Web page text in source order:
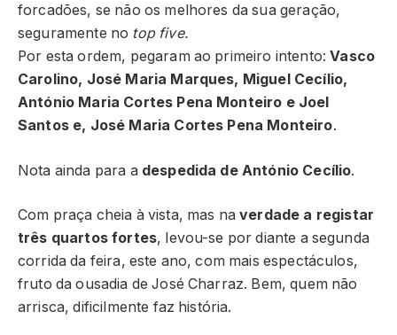
forcadões, se não os melhores da sua geração,
seguramente no top five.
Por esta ordem, pegaram ao primeiro intento:Vasco
Carolino, José Maria Marques, Miguel Cecílio,
António Maria Cortes Pena Monteiro e Joel
Santos e, José Maria Cortes Pena Monteiro.
Nota ainda para a despedida de António Cecílio.
Com praça cheia à vista, mas naverdade a registar
três quartos fortes, levou-se por diante a segunda
corrida da feira, este ano, com mais espectáculos,
fruto da ousadia de José Charraz. Bem, quem não
arrisca, dificilmente faz história.